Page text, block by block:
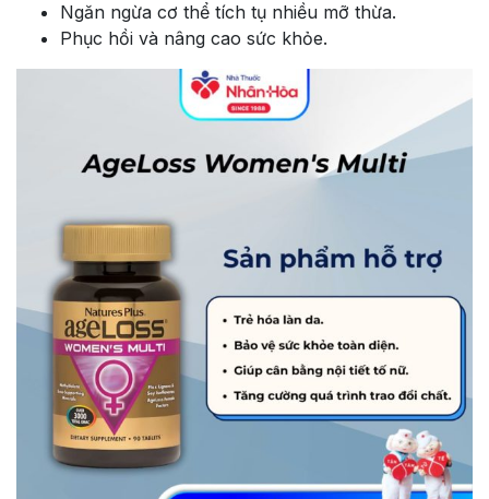
Ngăn ngừa cơ thể tích tụ nhiều mỡ thừa.
Phục hồi và nâng cao sức khỏe.